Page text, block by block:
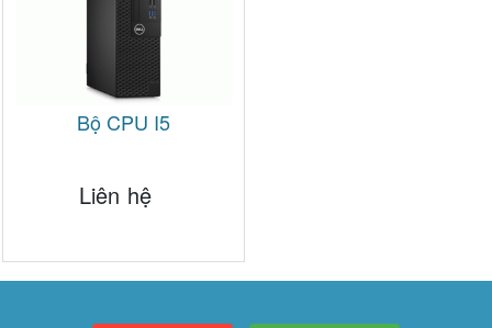
Bộ CPU I5
Liên hệ